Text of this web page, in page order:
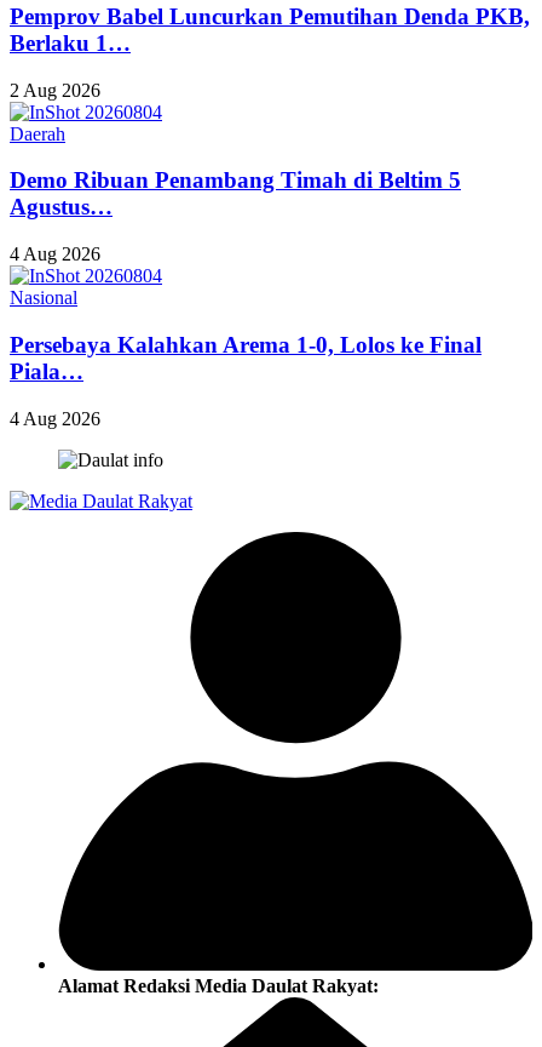
Pemprov Babel Luncurkan Pemutihan Denda PKB,
Berlaku 1…
2 Aug 2026
Daerah
Demo Ribuan Penambang Timah di Beltim 5
Agustus…
4 Aug 2026
Nasional
Persebaya Kalahkan Arema 1-0, Lolos ke Final
Piala…
4 Aug 2026
Alamat Redaksi Media Daulat Rakyat: